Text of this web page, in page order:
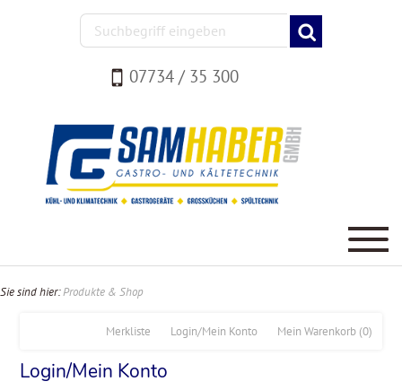
07734 / 35 300
Sie sind hier:Produkte & Shop
Mein Warenkorb (0)
Login/Mein Konto
Merkliste
Login/Mein Konto